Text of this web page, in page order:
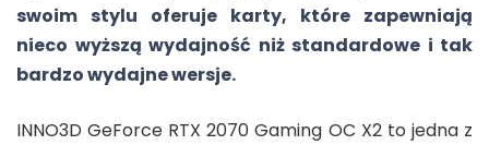
swoim stylu oferuje karty, które zapewniają
nieco wyższą wydajność niż standardowe i tak
bardzo wydajne wersje.
INNO3D GeForce RTX 2070 Gaming OC X2 to jedna z